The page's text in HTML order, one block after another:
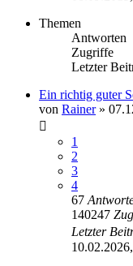
Themen
Antworten
Zugriffe
Letzter
Ein richtig guter
von Rainer»
1
2
3
4
67
140247
Letzter